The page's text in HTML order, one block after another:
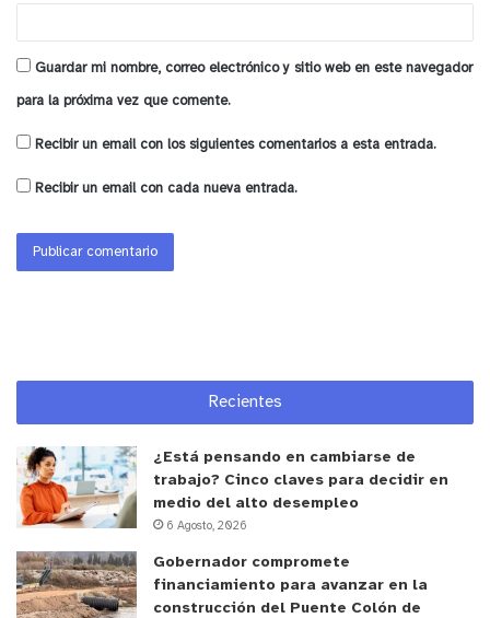
Guardar mi nombre, correo electrónico y sitio web en este navegador
para la próxima vez que comente.
Recibir un email con los siguientes comentarios a esta entrada.
Recibir un email con cada nueva entrada.
Recientes
¿Está pensando en cambiarse de
trabajo? Cinco claves para decidir en
medio del alto desempleo
6 Agosto, 2026
Gobernador compromete
financiamiento para avanzar en la
construcción del Puente Colón de